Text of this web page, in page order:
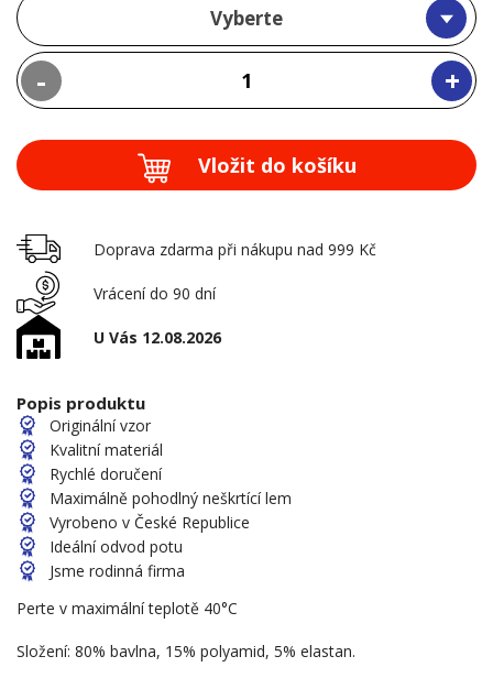
Vyberte
- +
Vložit do košíku
Doprava zdarma při nákupu nad 999 Kč
Vrácení do 90 dní
U Vás 12.08.2026
Popis produktu
Originální vzor
Kvalitní materiál
Rychlé doručení
Maximálně pohodlný neškrtící lem
Vyrobeno v České Republice
Ideální odvod potu
Jsme rodinná firma
Perte v maximální teplotě 40°C
Složení: 80% bavlna, 15% polyamid, 5% elastan.